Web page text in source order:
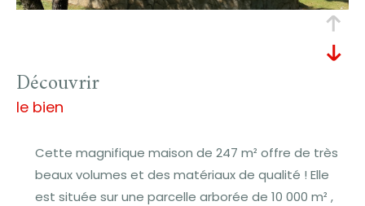
découvrir
le bien
Cette magnifique maison de 247 m² offre de très
beaux volumes et des matériaux de qualité ! Elle
est située sur une parcelle arborée de 10 000 m² ,